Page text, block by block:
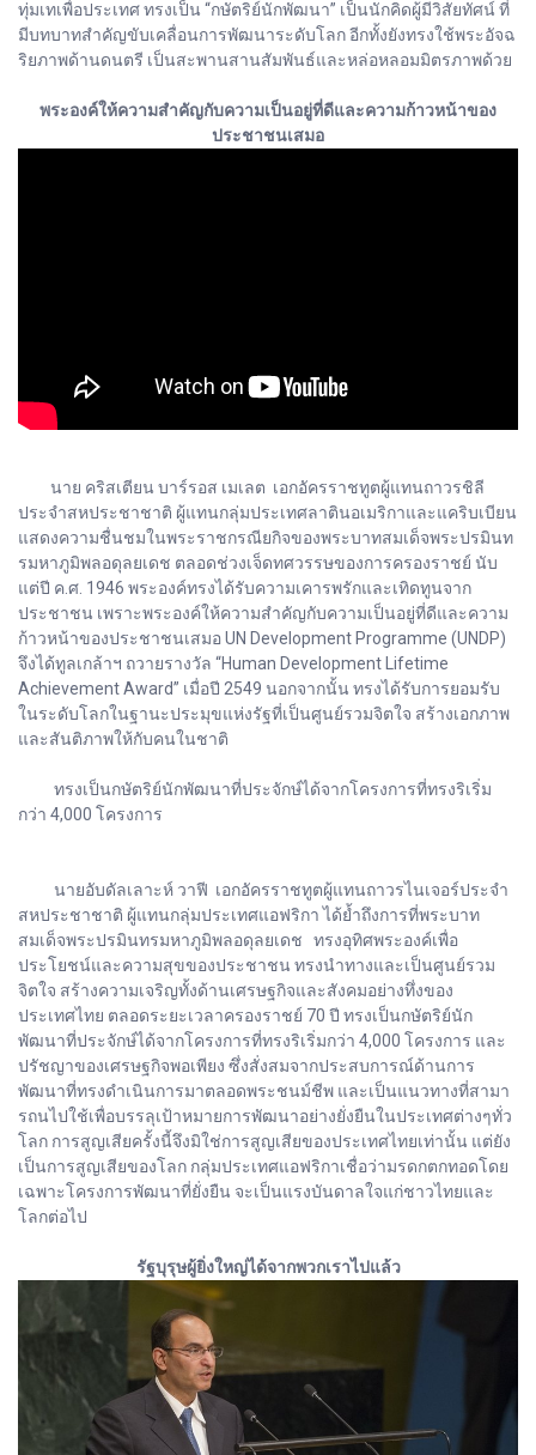
ทุ่มเทเพื่อประเทศ ทรงเป็น “กษัตริย์นักพัฒนา” เป็นนักคิดผู้มีวิสัยทัศน์ ที่
มีบทบาทสำคัญขับเคลื่อนการพัฒนาระดับโลก อีกทั้งยังทรงใช้พระอัจฉ
ริยภาพด้านดนตรี เป็นสะพานสานสัมพันธ์และหล่อหลอมมิตรภาพด้วย
พระองค์ให้ความสำคัญกับความเป็นอยู่ที่ดีและความก้าวหน้าของ
ประชาชนเสมอ
นาย คริสเตียน บาร์รอส เมเลต เอกอัครราชทูตผู้แทนถาวรชิลี
ประจำสหประชาชาติ ผู้แทนกลุ่มประเทศลาตินอเมริกาและแคริบเบียน
แสดงความชื่นชมในพระราชกรณียกิจของพระบาทสมเด็จพระปรมินท
รมหาภูมิพลอดุลยเดช ตลอดช่วงเจ็ดทศวรรษของการครองราชย์ นับ
แต่ปี ค.ศ. 1946 พระองค์ทรงได้รับความเคารพรักและเทิดทูนจาก
ประชาชน เพราะพระองค์ให้ความสำคัญกับความเป็นอยู่ที่ดีและความ
ก้าวหน้าของประชาชนเสมอ UN Development Programme (UNDP)
จึงได้ทูลเกล้าฯ ถวายรางวัล “Human Development Lifetime
Achievement Award” เมื่อปี 2549 นอกจากนั้น ทรงได้รับการยอมรับ
ในระดับโลกในฐานะประมุขแห่งรัฐที่เป็นศูนย์รวมจิตใจ สร้างเอกภาพ
และสันติภาพให้กับคนในชาติ
ทรงเป็นกษัตริย์นักพัฒนาที่ประจักษ์ได้จากโครงการที่ทรงริเริ่ม
กว่า 4,000 โครงการ
นายอับดัลเลาะห์ วาฟี เอกอัครราชทูตผู้แทนถาวรไนเจอร์ประจำ
สหประชาชาติ ผู้แทนกลุ่มประเทศแอฟริกา ได้ย้ำถึงการที่พระบาท
สมเด็จพระปรมินทรมหาภูมิพลอดุลยเดช ทรงอุทิศพระองค์เพื่อ
ประโยชน์และความสุขของประชาชน ทรงนำทางและเป็นศูนย์รวม
จิตใจ สร้างความเจริญทั้งด้านเศรษฐกิจและสังคมอย่างทึ่งของ
ประเทศไทย ตลอดระยะเวลาครองราชย์ 70 ปี ทรงเป็นกษัตริย์นัก
พัฒนาที่ประจักษ์ได้จากโครงการที่ทรงริเริ่มกว่า 4,000 โครงการ และ
ปรัชญาของเศรษฐกิจพอเพียง ซึ่งสั่งสมจากประสบการณ์ด้านการ
พัฒนาที่ทรงดำเนินการมาตลอดพระชนม์ชีพ และเป็นแนวทางที่สามา
รถนไปใช้เพื่อบรรลุเป้าหมายการพัฒนาอย่างยั่งยืนในประเทศต่างๆทั่ว
โลก การสูญเสียครั้งนี้จึงมิใช่การสูญเสียของประเทศไทยเท่านั้น แต่ยัง
เป็นการสูญเสียของโลก กลุ่มประเทศแอฟริกาเชื่อว่ามรดกตกทอดโดย
เฉพาะโครงการพัฒนาที่ยั่งยืน จะเป็นแรงบันดาลใจแก่ชาวไทยและ
โลกต่อไป
รัฐบุรุษผู้ยิ่งใหญ่ได้จากพวกเราไปแล้ว